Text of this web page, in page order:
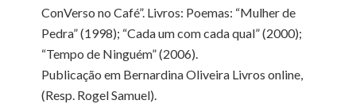
ConVerso no Café”. Livros: Poemas: “Mulher de
Pedra” (1998); “Cada um com cada qual” (2000);
“Tempo de Ninguém” (2006).
Publicação em Bernardina Oliveira Livros online,
(Resp. Rogel Samuel).